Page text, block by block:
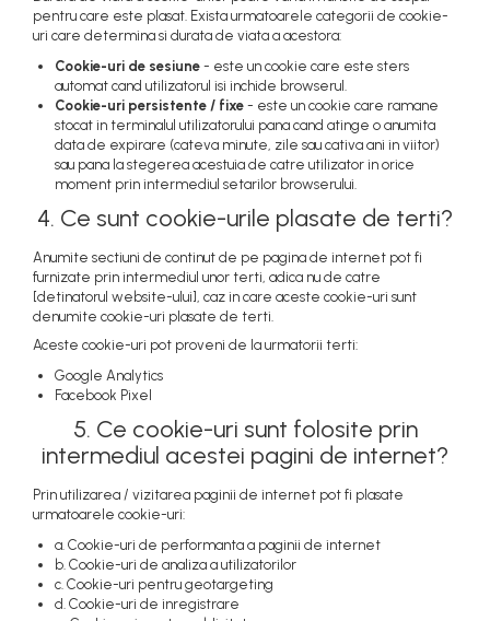
pentru care este plasat. Exista urmatoarele categorii de cookie-
uri care determina si durata de viata a acestora:
Cookie-uri de sesiune - este un cookie care este sters
automat cand utilizatorul isi inchide browserul.
Cookie-uri persistente / fixe - este un cookie care ramane
stocat in terminalul utilizatorului pana cand atinge o anumita
data de expirare (cateva minute, zile sau cativa ani in viitor)
sau pana la stegerea acestuia de catre utilizator in orice
moment prin intermediul setarilor browserului.
4. Ce sunt cookie-urile plasate de terti?
Anumite sectiuni de continut de pe pagina de internet pot fi
furnizate prin intermediul unor terti, adica nu de catre
[detinatorul website-ului], caz in care aceste cookie-uri sunt
denumite cookie-uri plasate de terti.
Aceste cookie-uri pot proveni de la urmatorii terti:
Google Analytics
Facebook Pixel
5. Ce cookie-uri sunt folosite prin
intermediul acestei pagini de internet?
Prin utilizarea / vizitarea paginii de internet pot fi plasate
urmatoarele cookie-uri:
a. Cookie-uri de performanta a paginii de internet
b. Cookie-uri de analiza a utilizatorilor
c. Cookie-uri pentru geotargeting
d. Cookie-uri de inregistrare